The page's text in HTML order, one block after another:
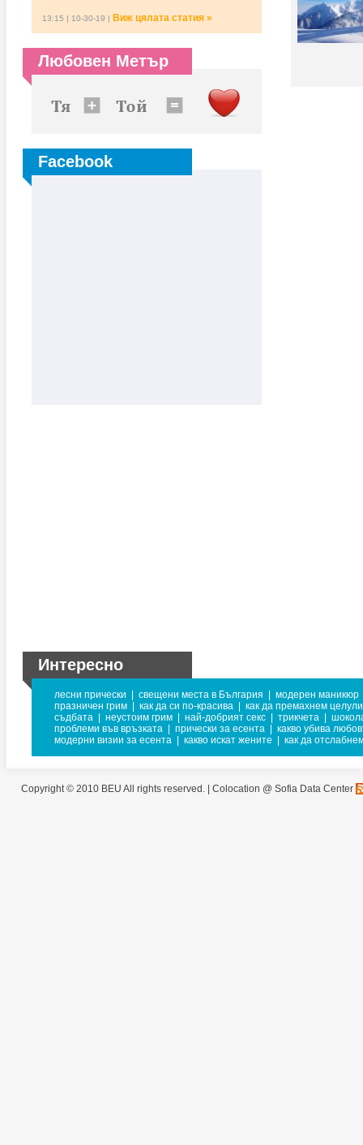
13:15 | 10-30-19 | Виж цялата статия »
Любовен Метър
Facebook
Интересно
лесни прически свещени места в България
модерен маникюр
празничен грим
как да си по-красива
как да премахнем
съдбата
неустоим грим най-добрият секс трикчета
проблеми във връзката
прически за есента
какво убива
модерни визии за есента
какво искат жените как да
Copyright © 2010 BEU All rights reserved. | Colocation @ Sofia Data Center